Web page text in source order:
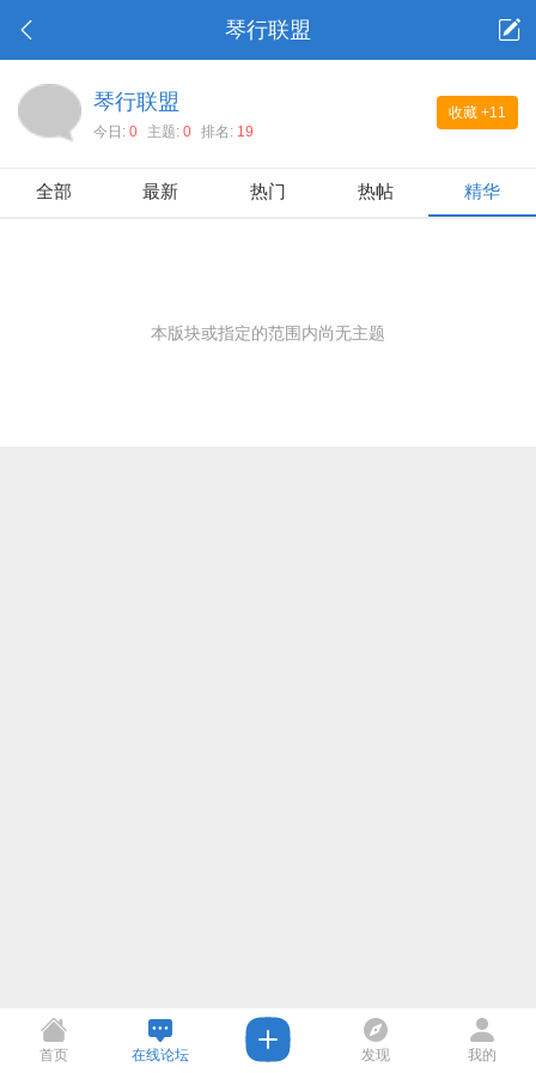
琴行联盟
收藏 +11
琴行联盟
今日:0 主题:0 排名: 19
全部 最新 热门 热帖 精华
本版块或指定的范围内尚无主题
首页 在线论坛 发现 我的